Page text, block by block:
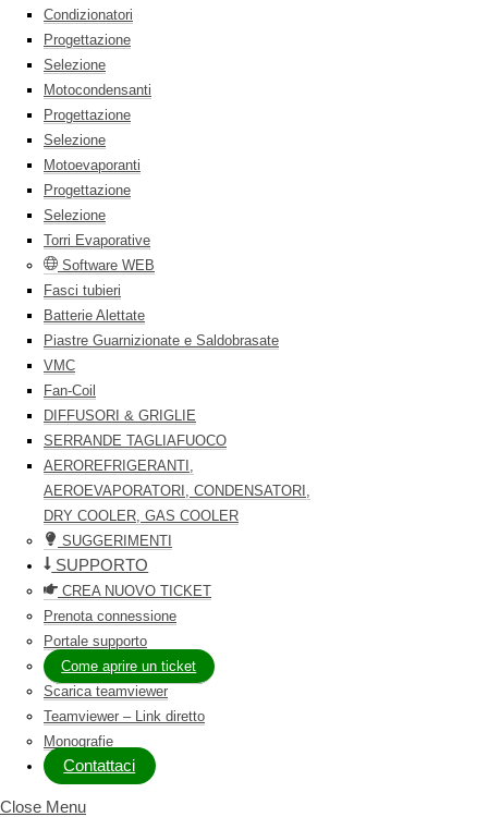
Condizionatori
Progettazione
Selezione
Motocondensanti
Progettazione
Selezione
Motoevaporanti
Progettazione
Selezione
Torri Evaporative
Software WEB
Fasci tubieri
Batterie Alettate
Piastre Guarnizionate e Saldobrasate
VMC
Fan-Coil
DIFFUSORI & GRIGLIE
SERRANDE TAGLIAFUOCO
AEROREFRIGERANTI,
AEROEVAPORATORI, CONDENSATORI,
DRY COOLER, GAS COOLER
SUGGERIMENTI
SUPPORTO
CREA NUOVO TICKET
Prenota connessione
Portale supporto
Come aprire un ticket
Scarica teamviewer
Teamviewer – Link diretto
Monografie
Contattaci
Close Menu